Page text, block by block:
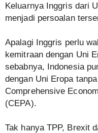
Keluarnya Inggris dari
menjadi persoalan
Apalagi Inggris perlu
kemitraan dengan Uni
sebabnya, Indonesia
dengan Uni Eropa
Comprehensive
(CEPA).
Tak hanya TPP, Brexit